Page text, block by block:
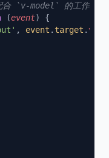
(event
, event . target .